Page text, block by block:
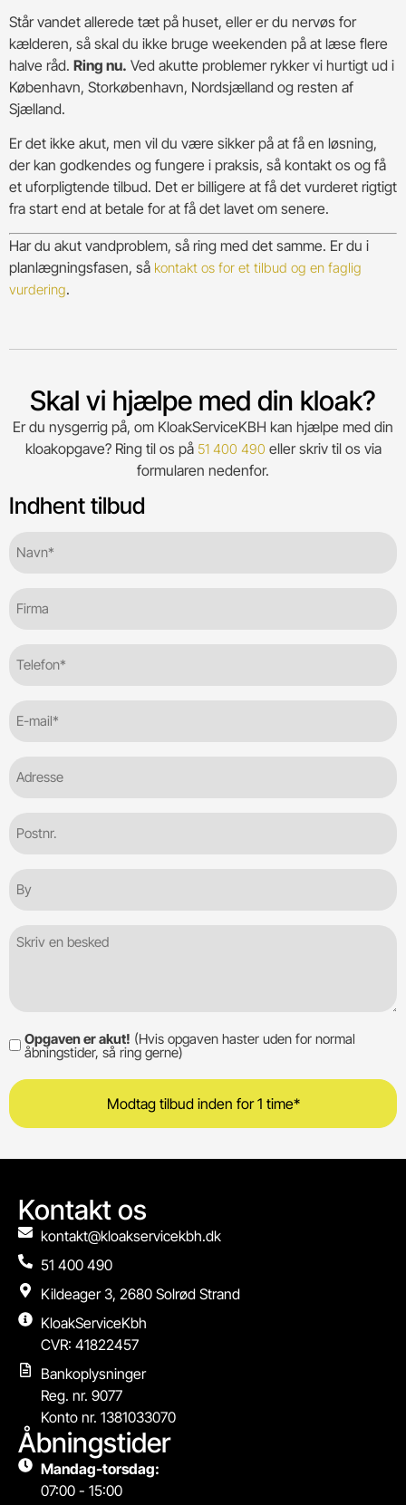
Står vandet allerede tæt på huset, eller er du nervøs for
kælderen, så skal du ikke bruge weekenden på at læse flere
halve råd. Ring nu. Ved akutte problemer rykker vi hurtigt ud i
København, Storkøbenhavn, Nordsjælland og resten af
Sjælland.
Er det ikke akut, men vil du være sikker på at få en løsning,
der kan godkendes og fungere i praksis, så kontakt os og få
et uforpligtende tilbud. Det er billigere at få det vurderet rigtigt
fra start end at betale for at få det lavet om senere.
Har du akut vandproblem, så ring med det samme. Er du i
planlægningsfasen, så kontakt os for et tilbud og en faglig
vurdering.
Skal vi hjælpe med din kloak?
Er du nysgerrig på, om KloakServiceKBH kan hjælpe med din
kloakopgave? Ring til os på 51 400 490 eller skriv til os via
formularen nedenfor.
Indhent tilbud
(Required)
(Required)
mail
Opgaven
akut!
Opgaven er akut! (Hvis opgaven haster uden for normal
åbningstider, så ring gerne)
Kontakt os
kontakt@kloakservicekbh.dk
51 400 490
Kildeager 3, 2680 Solrød Strand
KloakServiceKbh
CVR: 41822457
Bankoplysninger
Reg. nr. 9077
Konto nr. 1381033070
Åbningstider
Mandag-torsdag:
07:00 - 15:00